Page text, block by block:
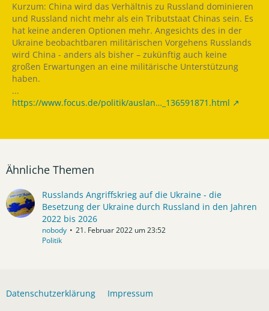
Kurzum: China wird das Verhältnis zu Russland dominieren
und Russland nicht mehr als ein Tributstaat Chinas sein. Es
hat keine anderen Optionen mehr. Angesichts des in der
Ukraine beobachtbaren militärischen Vorgehens Russlands
wird China - anders als bisher – zukünftig auch keine
großen Erwartungen an eine militärische Unterstützung
haben.
...
https://www.focus.de/politik/auslan…_136591871.html
Ähnliche Themen
Russlands Angriffskrieg auf die Ukraine - die
Besetzung der Ukraine durch Russland in den Jahren
2022 bis 2026
nobody
21. Februar 2022 um 23:52
Politik
Datenschutzerklärung Impressum